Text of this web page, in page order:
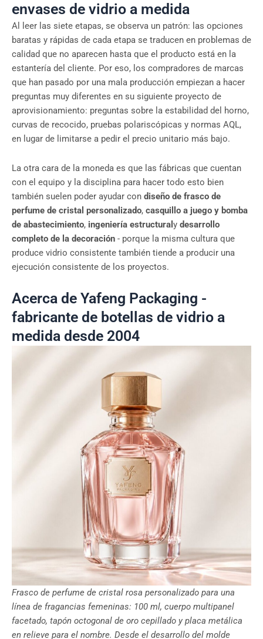
envases de vidrio a medida
Al leer las siete etapas, se observa un patrón: las opciones
baratas y rápidas de cada etapa se traducen en problemas de
calidad que no aparecen hasta que el producto está en la
estantería del cliente. Por eso, los compradores de marcas
que han pasado por una mala producción empiezan a hacer
preguntas muy diferentes en su siguiente proyecto de
aprovisionamiento: preguntas sobre la estabilidad del horno,
curvas de recocido, pruebas polariscópicas y normas AQL,
en lugar de limitarse a pedir el precio unitario más bajo.
La otra cara de la moneda es que las fábricas que cuentan
con el equipo y la disciplina para hacer todo esto bien
también suelen poder ayudar con diseño de frasco de
perfume de cristal personalizado, casquillo a juego y bomba
de abastecimiento, ingeniería estructural y desarrollo
completo de la decoración - porque la misma cultura que
produce vidrio consistente también tiende a producir una
ejecución consistente de los proyectos.
Acerca de Yafeng Packaging -
fabricante de botellas de vidrio a
medida desde 2004
Frasco de perfume de cristal rosa personalizado para una
línea de fragancias femeninas: 100 ml, cuerpo multipanel
facetado, tapón octogonal de oro cepillado y placa metálica
en relieve para el nombre. Desde el desarrollo del molde